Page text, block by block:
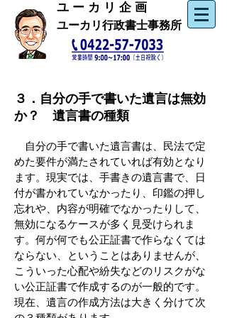
​ユ ー カ リ 企 画
ユーカリ行政書士事務所
３．自分の手で書いた遺言は無効
か？ 遺言書の種類
自分の手で書いた遺言書は、民法で定
めた要件が満たされていれば有効となり
ます。現実では、手書きの遺言書で、日
付が書かれていなかったり、印鑑の押し
忘れや、内容が明確でなかったりして、
無効になるケースが多く見受けられま
す。何が何でも公正証書で作らなくては
ならない、ということはありませんが、
こういった心配や紛失などのリスクがな
い公正証書で作成するのが一般的です。
現在、遺言の作成方法は大きく分けて次